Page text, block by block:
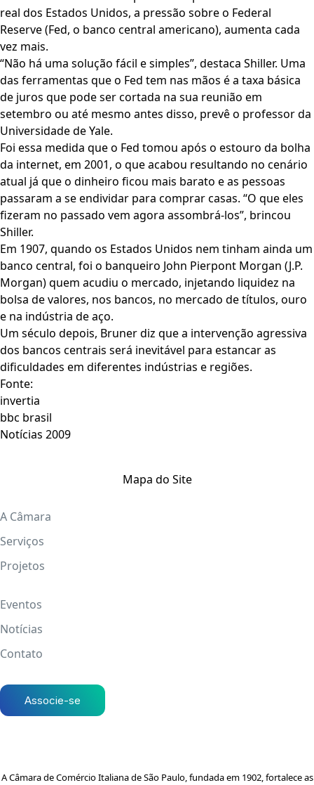
real dos Estados Unidos, a pressão sobre o Federal
Reserve (Fed, o banco central americano), aumenta cada
vez mais.
“Não há uma solução fácil e simples”, destaca Shiller. Uma
das ferramentas que o Fed tem nas mãos é a taxa básica
de juros que pode ser cortada na sua reunião em
setembro ou até mesmo antes disso, prevê o professor da
Universidade de Yale.
Foi essa medida que o Fed tomou após o estouro da bolha
da internet, em 2001, o que acabou resultando no cenário
atual já que o dinheiro ficou mais barato e as pessoas
passaram a se endividar para comprar casas. “O que eles
fizeram no passado vem agora assombrá-los”, brincou
Shiller.
Em 1907, quando os Estados Unidos nem tinham ainda um
banco central, foi o banqueiro John Pierpont Morgan (J.P.
Morgan) quem acudiu o mercado, injetando liquidez na
bolsa de valores, nos bancos, no mercado de títulos, ouro
e na indústria de aço.
Um século depois, Bruner diz que a intervenção agressiva
dos bancos centrais será inevitável para estancar as
dificuldades em diferentes indústrias e regiões.
Fonte:
invertia
bbc brasil
Notícias 2009
Mapa do Site
A Câmara
Serviços
Projetos
Eventos
Notícias
Contato
Associe-se
A Câmara de Comércio Italiana de São Paulo, fundada em 1902, fortalece as